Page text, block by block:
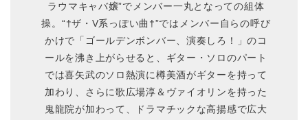
ラウマキャバ嬢”でメンバー一丸となっての組体
操。“†ザ・V系っぽい曲†”ではメンバー自らの呼び
かけで「ゴールデンボンバー、演奏しろ！」のコ
ールを沸き上がらせると、ギター・ソロのパート
では喜矢武のソロ熱演に樽美酒がギターを持って
加わり、さらに歌広場淳＆ヴァイオリンを持った
鬼龍院が加わって、ドラマチックな高揚感で広大